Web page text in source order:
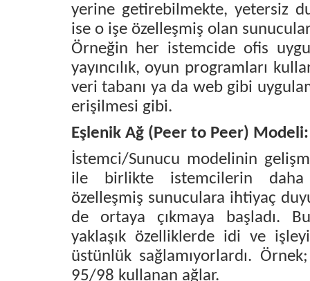
yerine getirebilmekte, yetersiz
ise o işe özelleşmiş olan
Örneğin her istemcide ofis
yayıncılık, oyun programları
veri tabanı ya da web gibi
erişilmesi gibi.
Eşlenik Ağ (Peer to Peer) Modeli:
İstemci/Sunucu modelinin
ile birlikte istemcilerin daha
özelleşmiş sunuculara ihtiyaç
de ortaya çıkmaya başladı.
yaklaşık özelliklerde idi ve
üstünlük sağlamıyorlardı.
95/98 kullanan ağlar.